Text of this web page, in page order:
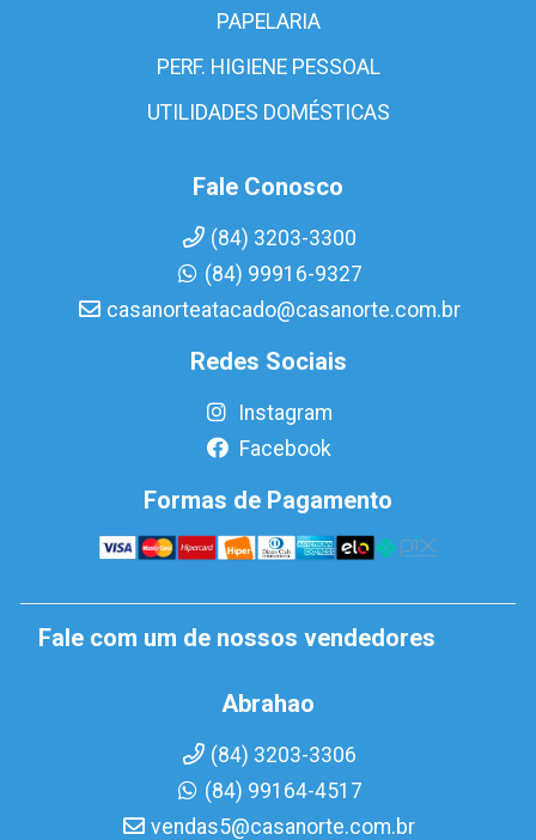
PAPELARIA
PERF. HIGIENE PESSOAL
UTILIDADES DOMÉSTICAS
Fale Conosco
(84) 3203-3300
(84) 99916-9327
casanorteatacado@casanorte.com.br
Redes Sociais
Instagram
Facebook
Formas de Pagamento
Fale com um de nossos vendedores
Abrahao
(84) 3203-3306
(84) 99164-4517
vendas5@casanorte.com.br